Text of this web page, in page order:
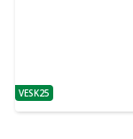
patarimas
VESK25